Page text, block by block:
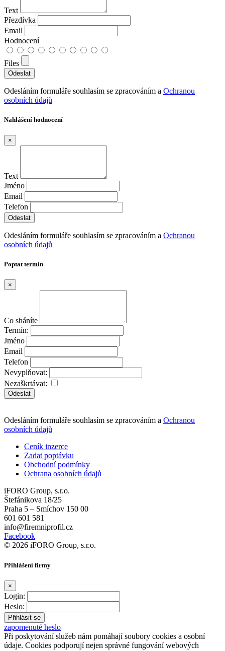
Text
Přezdívka
Email
Hodnocení
Files
Odesláním formuláře souhlasím se zpracováním a Ochranou
osobních údajů
Nahlášení hodnocení
×
Text
Jméno
Email
Telefon
Odesláním formuláře souhlasím se zpracováním a Ochranou
osobních údajů
Poptat termín
×
Co sháníte
Termín:
Jméno
Email
Telefon
Nevyplňovat:
Nezaškrtávat:
Odeslat
Odesláním formuláře souhlasím se zpracováním a Ochranou
osobních údajů
Ceník inzerce
Zadat poptávku
Obchodní podmínky
Ochrana osobních údajů
iFORO Group, s.r.o.
Štefánikova 18/25
Praha 5 – Smíchov 150 00
601 601 581
info@firemniprofil.cz
Facebook
© 2026 iFORO Group, s.r.o.
Přihlášení firmy
×
Login:
Heslo:
zapomenuté heslo
Při poskytování služeb nám pomáhají soubory cookies a osobní
údaje. Cookies podporují nejen správné fungování webových